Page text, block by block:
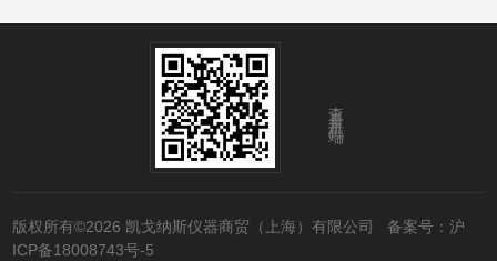
查看手机端
版权所有©2026 凯戈纳斯仪器商贸（上海）有限公司 备案号：沪
ICP备18008743号-5